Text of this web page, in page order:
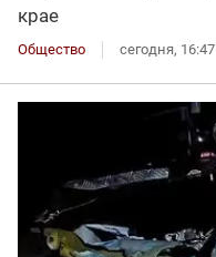
крае
Общество сегодня, 16:47